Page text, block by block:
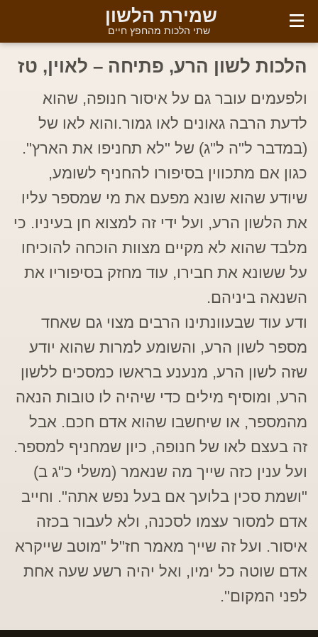
שמירת הלשון
שתי הלכות מהחפץ חיים
הלכות לשון הרע, פתיחה – לאוין, טז
ולפעמים עובר גם על איסור חנופה, שהוא
לדעת הרבה גאונים לאו גמור.והוא לאו של
(במדבר ל"ה ל"ג) של "לא תחניפו את הארץ".
כגון אם מתכווין בסיפורו להחניף לשומע,
שיודע שהוא שונא מפעם את מי שמספר עליו
את הלשון הרע, ועל ידי זה למצוא חן בעיניו. כי
מלבד שהוא לא מקיים מצוות הוכחה להוכיחו
על ששונא את חבירו, עוד מחזק בסיפוריו את
השנאה ביניהם.
ודע עוד שבעוונתינו הרבים מצוי גם שאחד
מספר לשון הרע, והשומע למרות שהוא יודע
שזה לשון הרע, מנענע בראשו כמסכים ללשון
הרע, ומוסיף מילים כדי שיהיה לו טובות הנאה
מהמספר, או שיחשבו שהוא אדם חכם. אבל
זה בעצם לאו של חנופה, כיון שמחניף למספר.
ועל ענין כזה שייך מה שנאמר (משלי כ"ג ב)
"ושמת סכין בלועך אם בעל נפש אתה". וחייב
אדם למסור עצמו לסכנה, ולא לעבור בכזה
איסור. ועל זה שייך מאמר חז"ל "מוטב שייקרא
אדם שוטה כל ימיו, ואל יהיה רשע שעה אחת
לפני המקום".